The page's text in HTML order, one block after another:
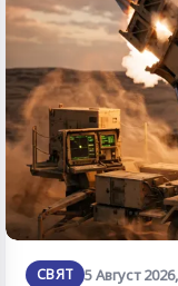
СВЯТ 5 Август